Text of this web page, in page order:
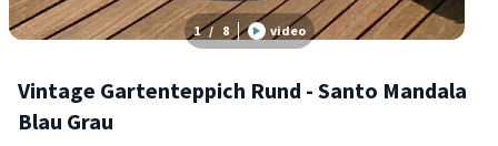
1 / 8 video
Vintage Gartenteppich Rund - Santo Mandala
Blau Grau